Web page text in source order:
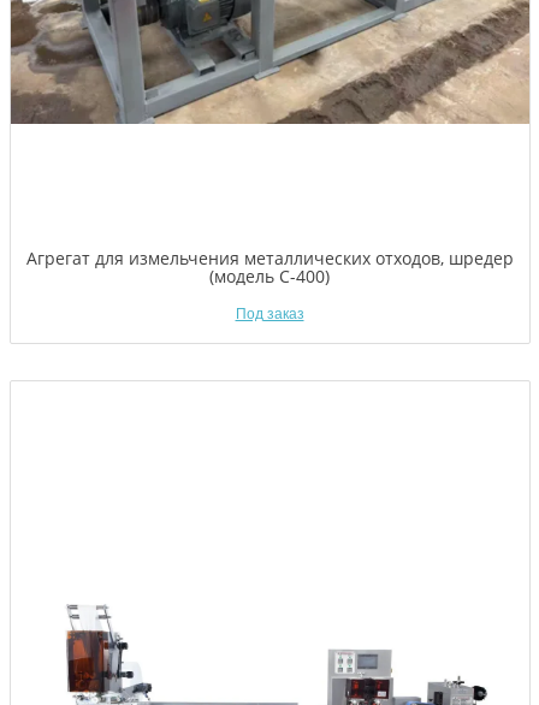
Агрегат для измельчения металлических отходов, шредер
(модель C-400)
Под заказ